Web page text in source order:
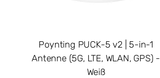
Poynting PUCK-5 v2 | 5-in-1
Antenne (5G, LTE, WLAN, GPS) -
Weiß